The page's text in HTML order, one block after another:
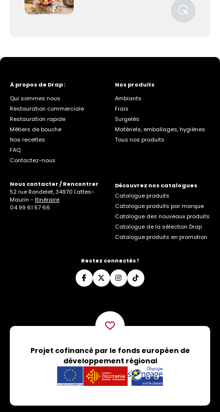
À propos de Drap :
Qui sommes nous
Restauration commerciale
Restauration rapide
Métiers de bouche
Nos recettes
FAQ
Contactez-nous
Nos produits
Ambiants
Frais
Surgelés
Matériels, emballages, hygiènes
Tous nos produits
Nous contacter / Rencontrer
52 rue Rondelet, 34970 Lattes-
Maurin - Itinéraire
04 99 61 57 66
Découvrez nos catalogues
Catalogue produits
Catalogue produits par marque
Catalogue des nouveaux produits
Catalogue de la sélection Drap
Catalogue produits en promotion
Restez connectés !
Projet cofinancé par le fonds européen de
développement régional